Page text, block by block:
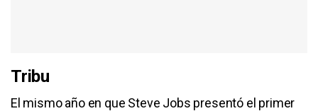
Tribu
El mismo año en que Steve Jobs presentó el primer